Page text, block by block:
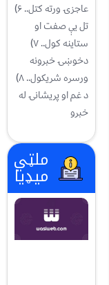
عاجزۍ ورته کتل.. ۶)
تل یې صفت او
ستاینه کول.. ۷)
دخوښۍ خبرونه
ورسره شريکول.. ۸)
د غم او پريشانۍ له
خبرو
ملټي
میډیا